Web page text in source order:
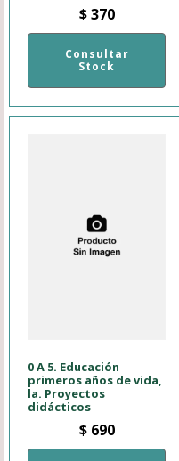
$370
Consultar
Stock
0 A 5. Educación
primeros años de vida,
la. Proyectos
didácticos
$690